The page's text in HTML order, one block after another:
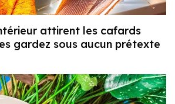
attirent les cafards
gardez sous aucun prétexte